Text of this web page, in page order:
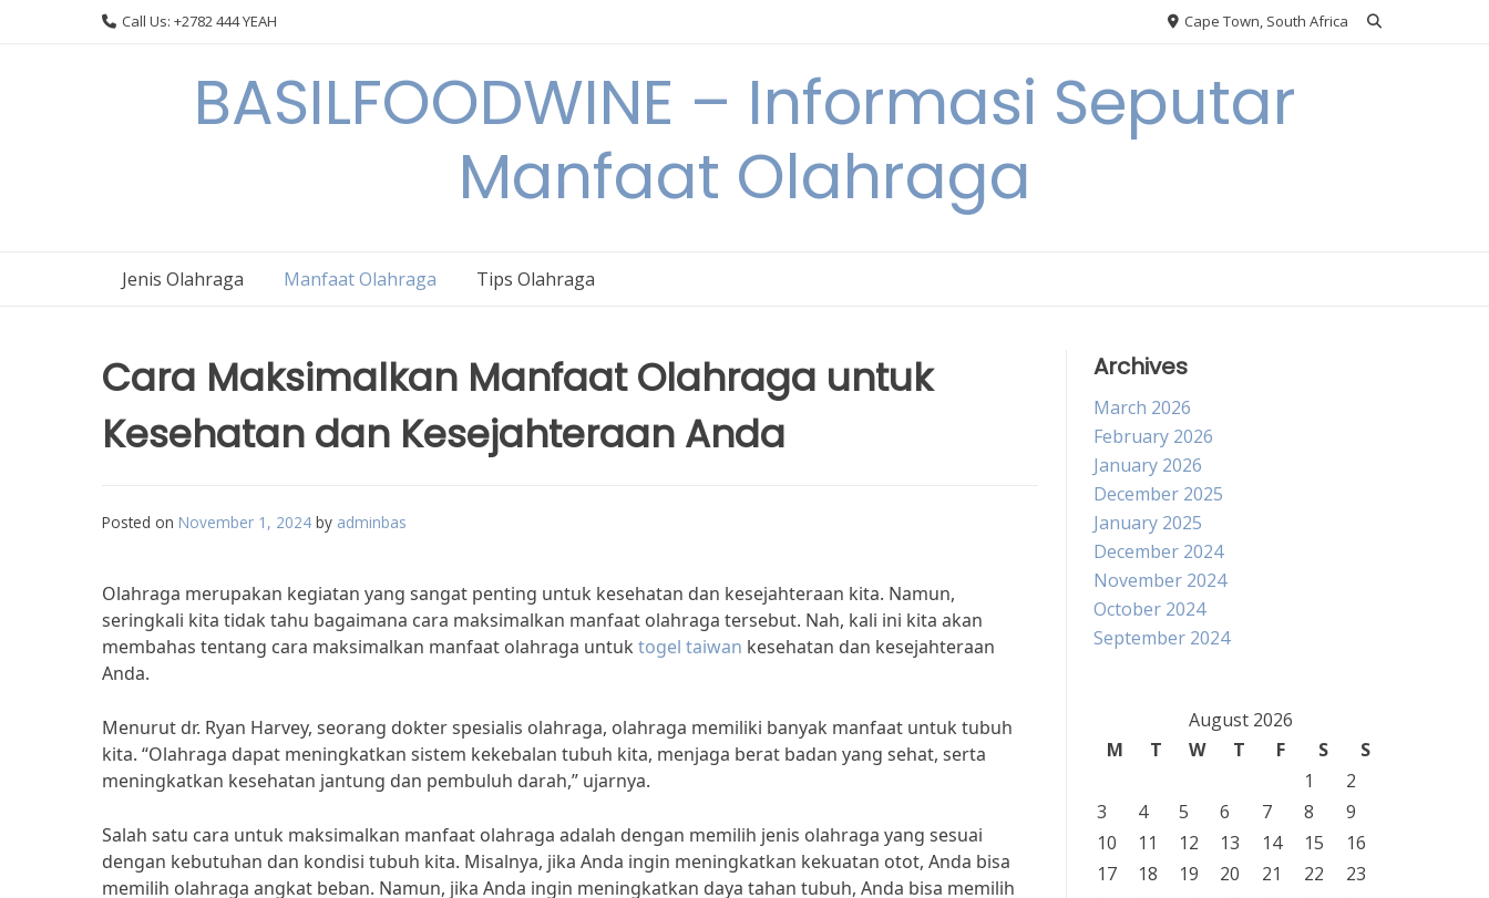
Call Us: +2782 444 YEAH Cape Town, South Africa
BASILFOODWINE – Informasi Seputar
Manfaat Olahraga
Jenis Olahraga Manfaat Olahraga Tips Olahraga
Cara Maksimalkan Manfaat Olahraga untuk
Kesehatan dan Kesejahteraan Anda
Posted on November 1, 2024 by adminbas
Olahraga merupakan kegiatan yang sangat penting untuk kesehatan dan kesejahteraan kita. Namun,
seringkali kita tidak tahu bagaimana cara maksimalkan manfaat olahraga tersebut. Nah, kali ini kita akan
membahas tentang cara maksimalkan manfaat olahraga untuk togel taiwan kesehatan dan kesejahteraan
Anda.
Menurut dr. Ryan Harvey, seorang dokter spesialis olahraga, olahraga memiliki banyak manfaat untuk tubuh
kita. “Olahraga dapat meningkatkan sistem kekebalan tubuh kita, menjaga berat badan yang sehat, serta
meningkatkan kesehatan jantung dan pembuluh darah,” ujarnya.
Salah satu cara untuk maksimalkan manfaat olahraga adalah dengan memilih jenis olahraga yang sesuai
dengan kebutuhan dan kondisi tubuh kita. Misalnya, jika Anda ingin meningkatkan kekuatan otot, Anda bisa
memilih olahraga angkat beban. Namun, jika Anda ingin meningkatkan daya tahan tubuh, Anda bisa memilih
Archives
March 2026
February 2026
January 2026
December 2025
January 2025
December 2024
November 2024
October 2024
September 2024
August 2026
M
T W T F S
S
1
2
3
4 5 6 7 8
9
10
11 12 13 14 15
16
17
18 19 20 21 22
23